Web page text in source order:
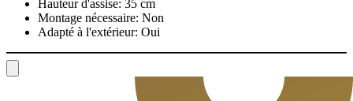
Hauteur d'assise: 35 cm
Montage nécessaire: Non
Adapté à l'extérieur: Oui